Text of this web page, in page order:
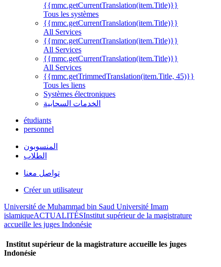
{{mmc.getCurrentTranslation(item.Title)}}
Tous les systèmes
{{mmc.getCurrentTranslation(item.Title)}}
All Services
{{mmc.getCurrentTranslation(item.Title)}}
All Services
{{mmc.getCurrentTranslation(item.Title)}}
All Services
{{mmc.getTrimmedTranslation(item.Title, 45)}}
Tous les liens
Systèmes électroniques
الخدمات السحابية
étudiants
personnel
المنسوبون
الطلاب
تواصل معنا
Créer un utilisateur
Université de Muhammad bin Saud Université Imam
islamiqueACTUALITÉSInstitut supérieur de la magistrature
accueille les juges Indonésie
Institut supérieur de la magistrature accueille les juges
Indonésie